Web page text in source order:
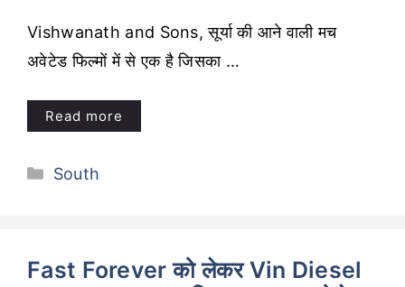
Vishwanath and Sons, सूर्या की आने वाली मच
अवेटेड फिल्मों में से एक है जिसका …
Read more
Categories
South
Fast Forever को लेकर Vin Diesel